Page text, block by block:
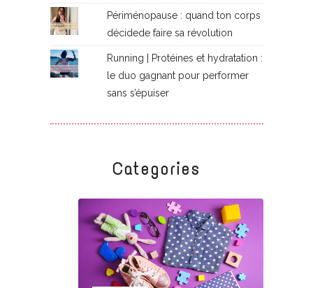
Périménopause : quand ton corps
décidede faire sa révolution
Running | Protéines et hydratation :
le duo gagnant pour performer
sans s’épuiser
Categories